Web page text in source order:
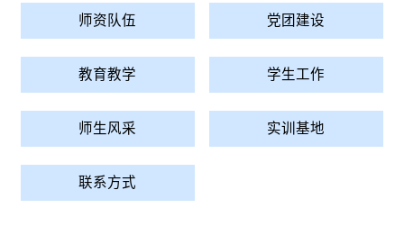
师资队伍 党团建设
教育教学 学生工作
师生风采 实训基地
联系方式